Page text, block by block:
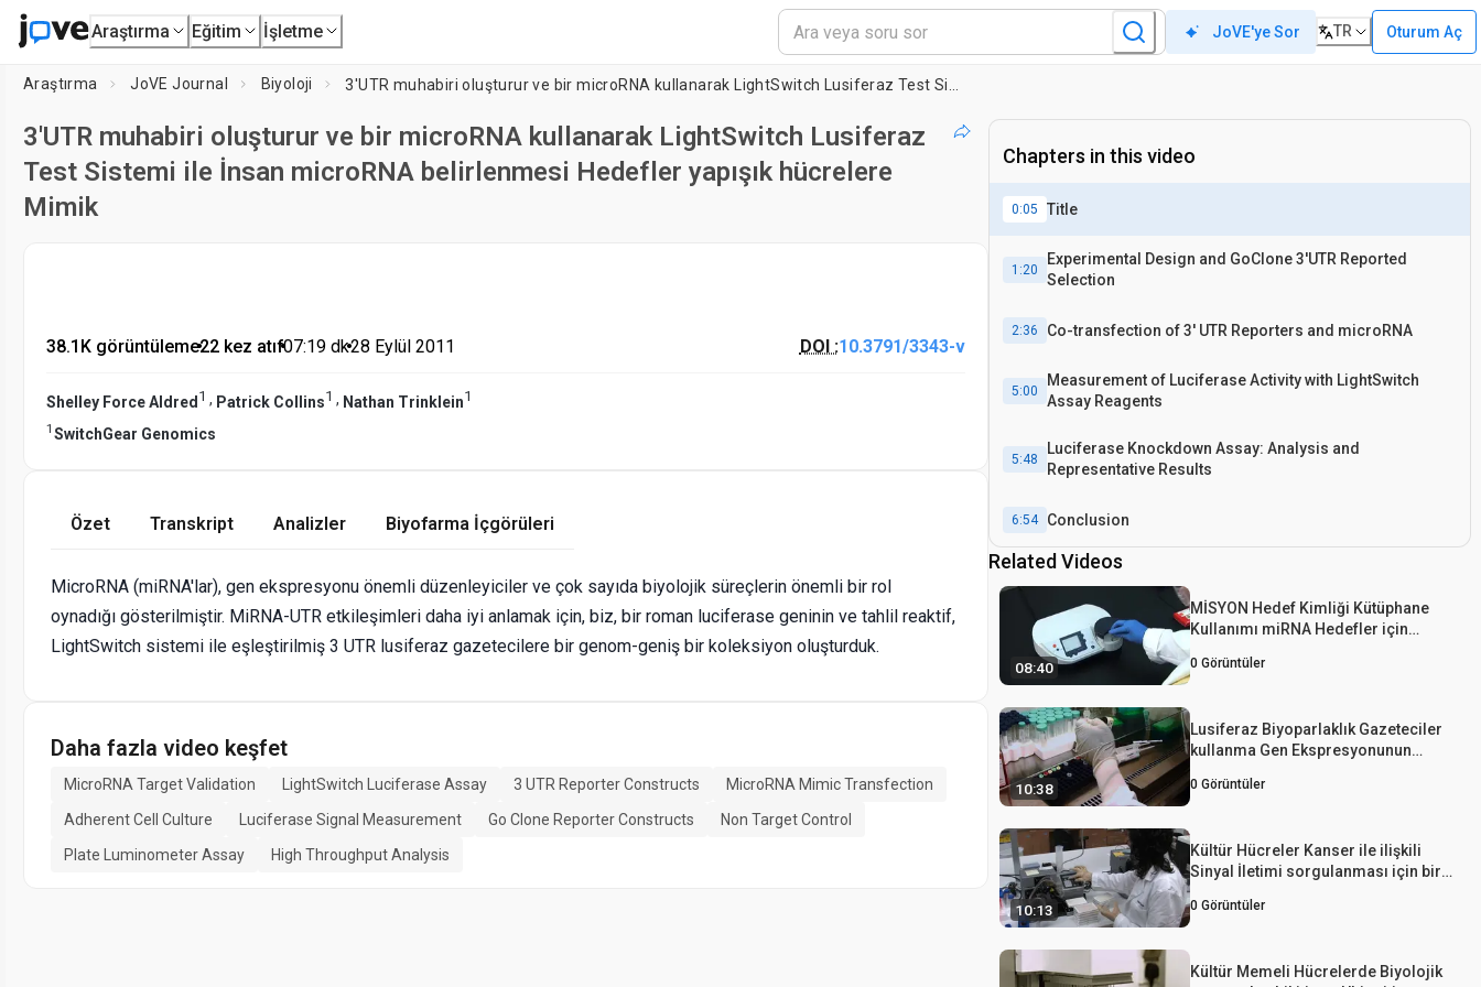
Araştırma Eğitim İşletme JoVE'ye Sor TR Oturum Aç
Araştırma JoVE Journal Biyoloji
3'UTR muhabiri oluşturur ve bir microRNA kullanarak LightSwitch Lusiferaz
Test Sistemi ile İnsan microRNA belirlenmesi Hedefler yapışık hücrelere
Mimik
38.1K görüntüleme•22 kez atıf•07:19 dk•28 Eylül 2011 DOI :10.3791/3343-v
Shelley Force Aldred 1 , Patrick Collins1 , Nathan Trinklein1
1 SwitchGear Genomics
Özet Transkript Analizler Biyofarma İçgörüleri
MicroRNA (miRNA'lar), gen ekspresyonu önemli düzenleyiciler ve çok sayıda biyolojik süreçlerin önemli bir rol
oynadığı gösterilmiştir. MiRNA-UTR etkileşimleri daha iyi anlamak için, biz, bir roman luciferase geninin ve tahlil reaktif,
LightSwitch sistemi ile eşleştirilmiş 3 UTR lusiferaz gazetecilere bir genom-geniş bir koleksiyon oluşturduk.
Daha fazla video keşfet
MicroRNA Target Validation LightSwitch Luciferase Assay 3 UTR Reporter Constructs
MicroRNA Mimic Transfection
Adherent Cell Culture
Luciferase Signal Measurement Go Clone Reporter Constructs
Non Target Control
Plate Luminometer Assay
High Throughput Analysis
Chapters in this video
0:05 Title
1:20
Experimental Design and GoClone 3'UTR Reported
Selection
2:36 Co-transfection of 3' UTR Reporters and microRNA
5:00
Measurement of Luciferase Activity with LightSwitch
Assay Reagents
5:48
Luciferase Knockdown Assay: Analysis and
Representative Results
6:54 Conclusion
Related Videos
08:40
MİSYON Hedef Kimliği Kütüphane
Kullanımı miRNA Hedefler için
genom Ekran
0 Görüntüler
10:38
Lusiferaz Biyoparlaklık Gazeteciler
kullanma Gen Ekspresyonunun
Ritimleri İzlenmesi
0 Görüntüler
10:13
Kültür Hücreler Kanser ile ilişkili
Sinyal İletimi sorgulanması için bir
Multiplexed Lusiferaz tabanlı Tarama
Platformu
0 Görüntüler
Kültür Memeli Hücrelerde Biyolojik